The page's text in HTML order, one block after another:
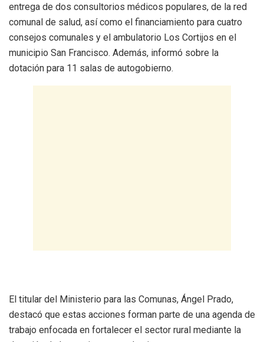
entrega de dos consultorios médicos populares, de la red
comunal de salud, así como el financiamiento para cuatro
consejos comunales y el ambulatorio Los Cortijos en el
municipio San Francisco. Además, informó sobre la
dotación para 11 salas de autogobierno.
El titular del Ministerio para las Comunas, Ángel Prado,
destacó que estas acciones forman parte de una agenda de
trabajo enfocada en fortalecer el sector rural mediante la